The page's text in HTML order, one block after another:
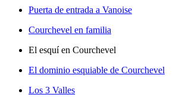
Puerta de entrada a Vanoise
Courchevel en familia
El esquí en Courchevel
El dominio esquiable de Courchevel
Los 3 Valles